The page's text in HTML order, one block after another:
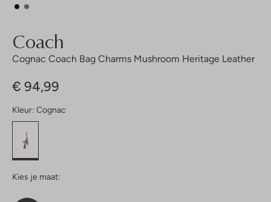
Coach
Cognac Coach Bag Charms Mushroom Heritage Leather
€ 94,99
Kleur: Cognac
Kies je maat: